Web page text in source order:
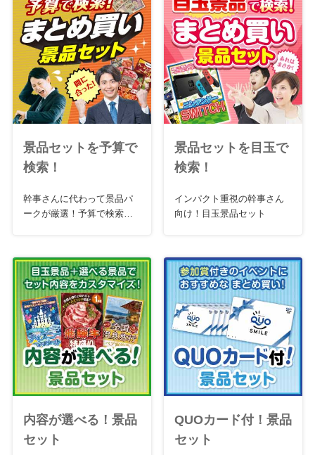
景品セットを予算で
検索！
幹事さんに代わって景品パ
ークが厳選！予算で検索お
景品セットを目玉で
検索！
インパクト重視の幹事さん
向け！目玉景品セット
内容が選べる！景品
セット
QUOカード付！景品
セット